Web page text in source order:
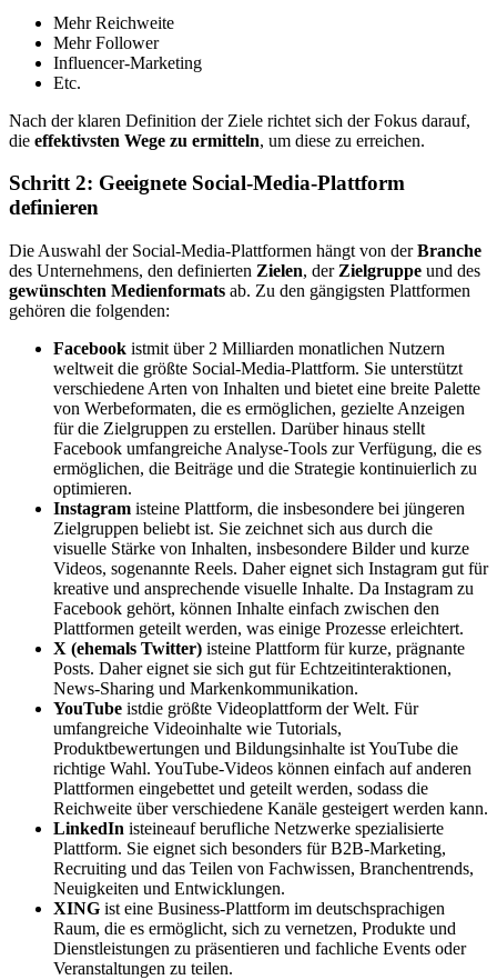
Mehr Reichweite
Mehr Follower
Influencer-Marketing
Etc.
Nach der klaren Definition der Ziele richtet sich der Fokus darauf,
die effektivsten Wege zu ermitteln, um diese zu erreichen.
Schritt 2: Geeignete Social-Media-Plattform
definieren
Die Auswahl der Social-Media-Plattformen hängt von derBranche
des Unternehmens, den definierten Zielen, der Zielgruppe und des
gewünschten Medienformats ab. Zu den gängigsten Plattformen
gehören die folgenden:
Facebook istmit über 2 Milliarden monatlichen Nutzern
weltweit die größte Social-Media-Plattform. Sie unterstützt
verschiedene Arten von Inhalten und bietet eine breite Palette
von Werbeformaten, die es ermöglichen, gezielte Anzeigen
für die Zielgruppen zu erstellen. Darüber hinaus stellt
Facebook umfangreiche Analyse-Tools zur Verfügung, die es
ermöglichen, die Beiträge und die Strategie kontinuierlich zu
optimieren.
Instagram isteine Plattform, die insbesondere bei jüngeren
Zielgruppen beliebt ist. Sie zeichnet sich aus durch die
visuelle Stärke von Inhalten, insbesondere Bilder und kurze
Videos, sogenannte Reels. Daher eignet sich Instagram gut für
kreative und ansprechende visuelle Inhalte. Da Instagram zu
Facebook gehört, können Inhalte einfach zwischen den
Plattformen geteilt werden, was einige Prozesse erleichtert.
X (ehemals Twitter) isteine Plattform für kurze, prägnante
Posts. Daher eignet sie sich gut für Echtzeitinteraktionen,
News-Sharing und Markenkommunikation.
YouTube istdie größte Videoplattform der Welt. Für
umfangreiche Videoinhalte wie Tutorials,
Produktbewertungen und Bildungsinhalte ist YouTube die
richtige Wahl. YouTube-Videos können einfach auf anderen
Plattformen eingebettet und geteilt werden, sodass die
Reichweite über verschiedene Kanäle gesteigert werden kann.
LinkedIn isteineauf berufliche Netzwerke spezialisierte
Plattform. Sie eignet sich besonders für B2B-Marketing,
Recruiting und das Teilen von Fachwissen, Branchentrends,
Neuigkeiten und Entwicklungen.
XING ist eine Business-Plattform im deutschsprachigen
Raum, die es ermöglicht, sich zu vernetzen, Produkte und
Dienstleistungen zu präsentieren und fachliche Events oder
Veranstaltungen zu teilen.